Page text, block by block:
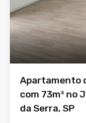
Apartamento
com 73m² no
da Serra, SP